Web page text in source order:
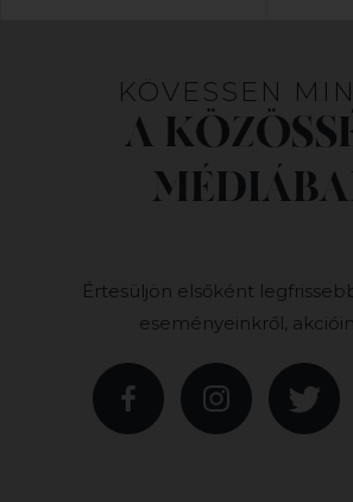
KÖVESSEN
A
Értesüljön elsőként
eseményeinkről,